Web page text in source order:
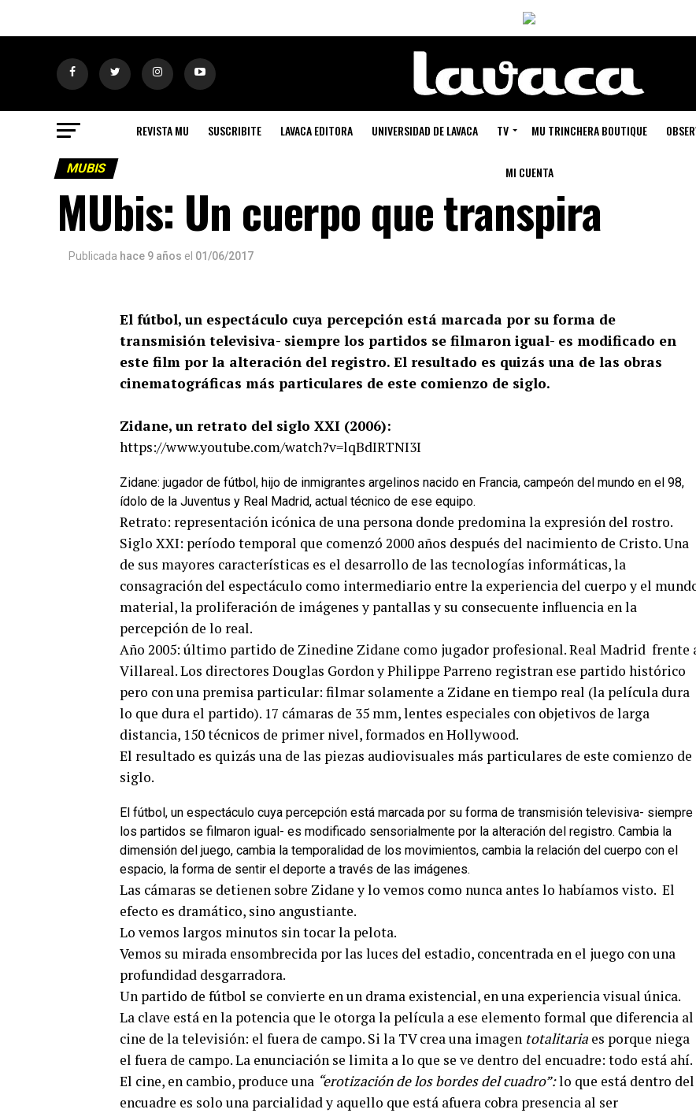
REVISTA MU SUSCRIBITE LAVACA EDITORA UNIVERSIDAD DE LAVACA TV MU TRINCHERA BOUTIQUE
MI CUENTA
MUBIS
MUbis: Un cuerpo que transpira
Publicada hace 9 años el 01/06/2017
El fútbol, un espectáculo cuya percepción está marcada por su forma de
transmisión televisiva- siempre los partidos se filmaron igual- es modificado en
este film por la alteración del registro. El resultado es quizás una de las obras
cinematográficas más particulares de este comienzo de siglo.
Zidane, un retrato del siglo XXI (2006):
https://www.youtube.com/watch?v=lqBdIRTNI3I
Zidane: jugador de fútbol, hijo de inmigrantes argelinos nacido en Francia, campeón del mundo en el 98,
ídolo de la Juventus y Real Madrid, actual técnico de ese equipo.
Retrato: representación icónica de una persona donde predomina la expresión del rostro.
Siglo XXI: período temporal que comenzó 2000 años después del nacimiento de Cristo. Una
de sus mayores características es el desarrollo de las tecnologías informáticas, la
consagración del espectáculo como intermediario entre la experiencia del cuerpo y el
material, la proliferación de imágenes y pantallas y su consecuente influencia en la
percepción de lo real.
Año 2005: último partido de Zinedine Zidane como jugador profesional. Real Madrid frente
Villareal. Los directores Douglas Gordon y Philippe Parreno registran ese partido histórico
pero con una premisa particular: filmar solamente a Zidane en tiempo real (la película dura
lo que dura el partido). 17 cámaras de 35 mm, lentes especiales con objetivos de larga
distancia, 150 técnicos de primer nivel, formados en Hollywood.
El resultado es quizás una de las piezas audiovisuales más particulares de este comienzo de
siglo.
El fútbol, un espectáculo cuya percepción está marcada por su forma de transmisión televisiva- siempre
los partidos se filmaron igual- es modificado sensorialmente por la alteración del registro. Cambia la
dimensión del juego, cambia la temporalidad de los movimientos, cambia la relación del cuerpo con el
espacio, la forma de sentir el deporte a través de las imágenes.
Las cámaras se detienen sobre Zidane y lo vemos como nunca antes lo habíamos visto. El
efecto es dramático, sino angustiante.
Lo vemos largos minutos sin tocar la pelota.
Vemos su mirada ensombrecida por las luces del estadio, concentrada en el juego con una
profundidad desgarradora.
Un partido de fútbol se convierte en un drama existencial, en una experiencia visual única.
La clave está en la potencia que le otorga la película a ese elemento formal que diferencia al
cine de la televisión: el fuera de campo. Si la TV crea una imagen totalitaria es porque niega
el fuera de campo. La enunciación se limita a lo que se ve dentro del encuadre: todo está ahí.
El cine, en cambio, produce una “erotización de los bordes del cuadro”:lo que está dentro del
encuadre es solo una parcialidad y aquello que está afuera cobra presencia al ser